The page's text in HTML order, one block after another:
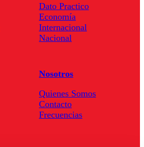
Dato Practico
Economía
Internacional
Nacional
Nosotros
Quienes Somos
Contacto
Frecuencias